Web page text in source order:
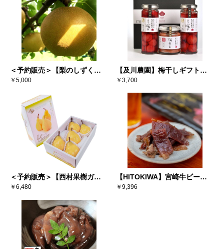
＜予約販売＞【梨のしずく】
彩玉 3キロ（5～6玉） ※送料
￥5,000
【及川農園】梅干しギフトセ
ット
￥3,700
＜予約販売＞【西村果樹ガー
デン】西洋梨ル・レクチェ
2kg（5-7個）※送料込み
￥6,480
【HITOKIWA】宮崎牛ビーフ
ジャーキー（10個セット）
￥9,396